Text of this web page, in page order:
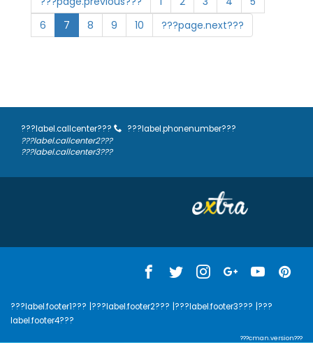
6
7 8 9 10 ???page.next???
???label.callcenter???
???label.phonenumber???
???label.callcenter2???
???label.callcenter3???
???label.footer1??? |???label.footer2??? |???label.footer3??? |???
label.footer4???
???cman.version???